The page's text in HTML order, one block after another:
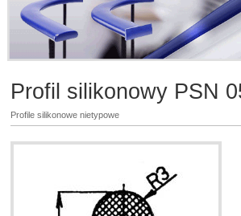
Profil silikonowy PSN
Profile silikonowe nietypowe